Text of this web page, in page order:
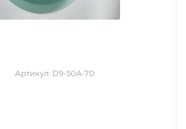
Артикул: D9-50A-70